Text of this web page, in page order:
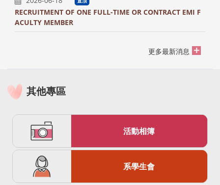
RECRUITMENT OF ONE FULL-TIME OR CONTRACT EMI F
ACULTY MEMBER
更多最新消息
其他專區
活動相簿
系學生會